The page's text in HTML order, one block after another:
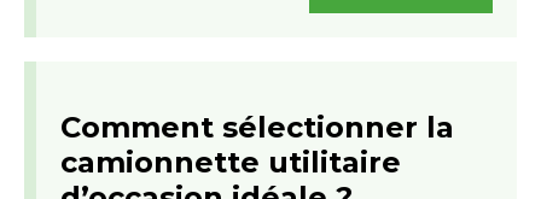
Comment sélectionner la
camionnette utilitaire